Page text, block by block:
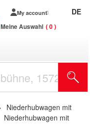
My account
Meine Auswahl 0
DE
Niederhubwagen mit
Niederhubwagen mit